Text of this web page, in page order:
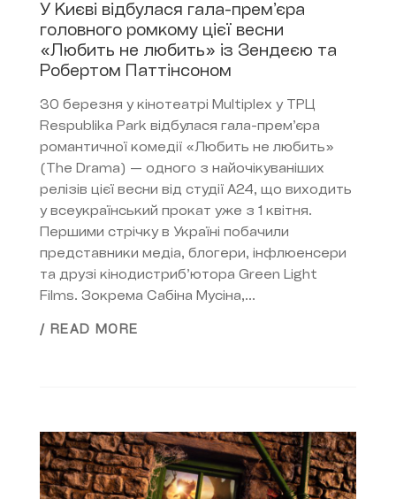
У Києві відбулася гала-прем’єра
головного ромкому цієї весни
«Любить не любить» із Зендеєю та
Робертом Паттінсоном
30 березня у кінотеатрі Multiplex у ТРЦ
Respublika Park відбулася гала-прем’єра
романтичної комедії «Любить не любить»
(The Drama) — одного з найочікуваніших
релізів цієї весни від студії A24, що виходить
у всеукраїнський прокат уже з 1 квітня.
Першими стрічку в Україні побачили
представники медіа, блогери, інфлюенсери
та друзі кінодистриб’ютора Green Light
Films. Зокрема Сабіна Мусіна,...
/ READ MORE